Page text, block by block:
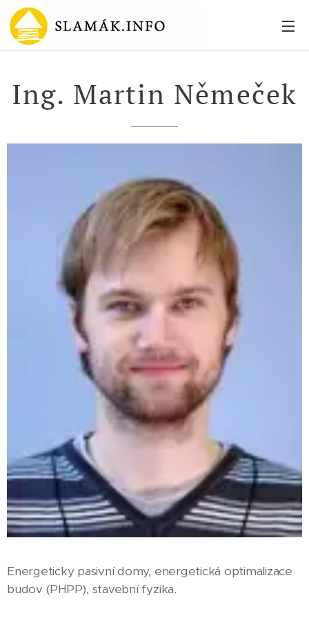
Ing. Martin Němeček
Energeticky pasivní domy, energetická optimalizace
budov (PHPP), stavební fyzika.